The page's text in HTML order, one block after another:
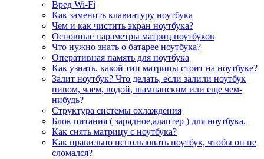
Вред Wi-Fi
Как заменить клавиатуру ноутбука
Чем и как чистить экран ноутбука?
Основные параметры матриц ноутбуков
Что нужно знать о батарее ноутбука?
Оперативная память для ноутбука
Как узнать, какой тип матрицы стоит на ноутбуке?
Залит ноутбук? Что делать, если залили ноутбук
пивом, чаем, водой, шампанским или еще чем-
нибудь?
Структура системы охлаждения
Блок питания ( зарядное,адаптер ) для ноутбука.
Как снять матрицу с ноутбука?
Как правильно использовать ноутбук, чтобы он не
сломался?